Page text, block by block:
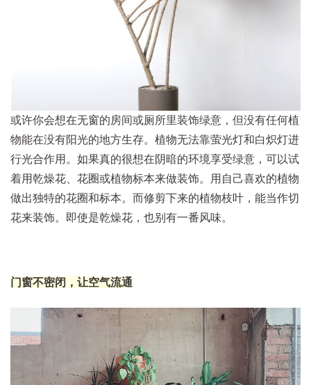
或许你会想在无窗的房间或厕所里装饰绿意，但没有任何植
物能在没有阳光的地方生存。植物无法靠萤光灯和白炽灯进
行光合作用。如果真的很想在阴暗的环境享受绿意，可以试
着用乾燥花、花圈或植物标本来做装饰。用自己喜欢的植物
做出独特的花圈和标本。而修剪下来的植物枝叶，能当作切
花来装饰。即使是乾燥花，也别有一番风味。
门窗不密闭，让空气流通